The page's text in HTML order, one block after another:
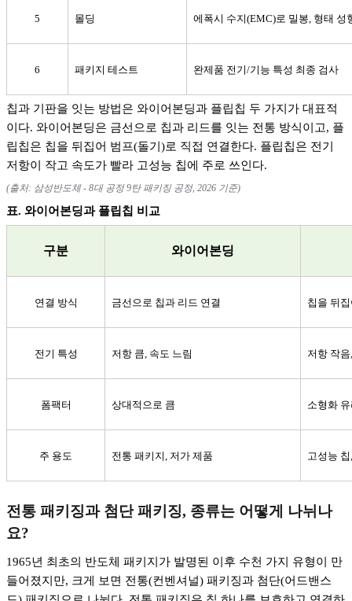
5 몰딩 에폭시 수지(EMC)로 밀봉 형태 성
6 패키지 테스트 완제품 전기/기능 특성 최종 검사
칩과 기판을 잇는 방법은 와이어본딩과 플립칩 두 가지가 대표적
이다. 와이어본딩은 금선으로 칩과 리드를 잇는 전통 방식이고, 플
립칩은 칩을 뒤집어 범프(돌기 )로 직접 연결한다. 플립칩은 전기
저항이 작고 속도가 빨라 고성능 칩에 주로 쓰인다.
(출처: 삼성반도체- 8대 공정9탄 패키징 공정, 2026 기준)
표. 와이어본딩과 플립칩 비교
구분 와이어본딩
연결 방식 금선으로 칩과 리드 연결 칩을 뒤
전기 특성 저항 큼 속도 느림 저항 작음
폼팩터 상대적으로 큼 소형화
주 용도 전통 패키지 저가 제품 고성능 칩
전통 패키징과 첨단 패키징, 종류는 어떻게 나뉘나
요?
1965년 최초의 반도체 패키지가 발명된 이후 수천 가지 유형이 만
들어졌지만, 크게 보면 전통(컨벤셔널) 패키징과 첨단(어드밴스